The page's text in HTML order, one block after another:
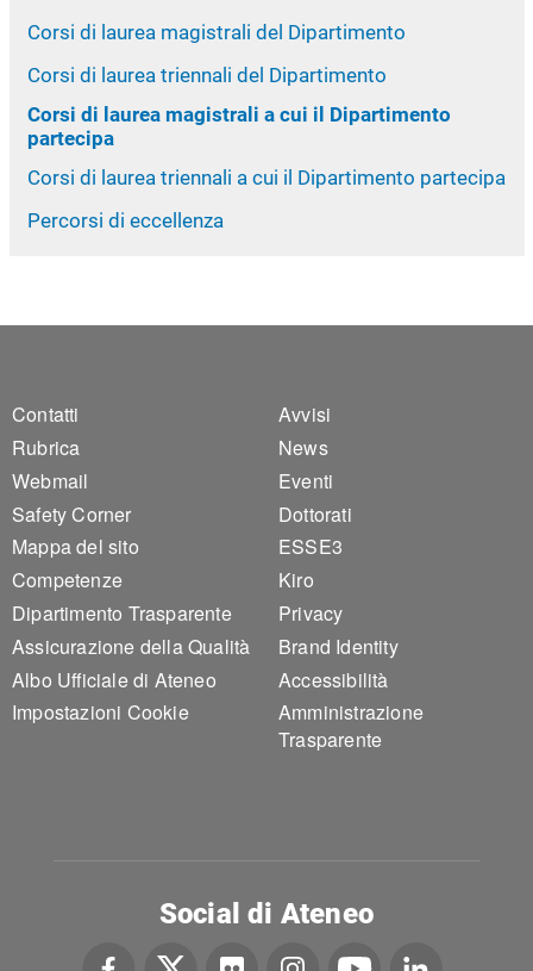
Corsi di laurea magistrali del Dipartimento
Corsi di laurea triennali del Dipartimento
Corsi di laurea magistrali a cui il Dipartimento
partecipa
Corsi di laurea triennali a cui il Dipartimento partecipa
Percorsi di eccellenza
Footer 1
Contatti
Rubrica
Webmail
Safety Corner
Mappa del sito
Competenze
Dipartimento Trasparente
Assicurazione della Qualità
Albo Ufficiale di Ateneo
Impostazioni Cookie
Footer 2
Avvisi
News
Eventi
Dottorati
ESSE3
Kiro
Privacy
Brand Identity
Accessibilità
Amministrazione
Trasparente
Social di Ateneo